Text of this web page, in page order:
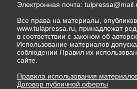
Электронная почта:
Все права на материалы,
www.tulapressa.ru, принадлежат
в соответствии с законом об
Использование материалов
соблюдении Правил их
сайте.
Правила использования
Договор публичной оферты